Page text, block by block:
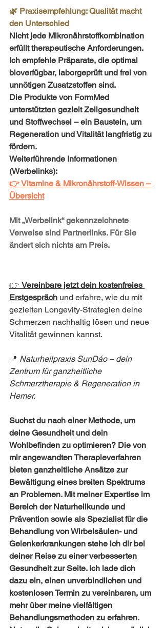
🌿 Praxisempfehlung: Qualität macht
den Unterschied
Nicht jede Mikronährstoffkombination
erfüllt therapeutische Anforderungen.
Ich empfehle Präparate, die optimal
bioverfügbar, laborgeprüft und frei von
unnötigen Zusatzstoffen sind.
Die Produkte von FormMed
unterstützten gezielt Zellgesundheit
und Stoffwechsel – ein Baustein, um
Regeneration und Vitalität langfristig zu
fördern.
Weiterführende Informationen
(Werbelinks):
👉 Vitamine & Mikronährstoff-Wissen –
Übersicht
Mit „Werbelink“ gekennzeichnete
Verweise sind Partnerlinks. Für Sie
ändert sich nichts am Preis.
👉 Vereinbare jetzt dein kostenfreies
Erstgespräch und erfahre, wie du mit
gezielten Longevity-Strategien deine
Schmerzen nachhaltig lösen und neue
Vitalität gewinnen kannst.
📍 Naturheilpraxis SunDáo – dein
Zentrum für ganzheitliche
Schmerztherapie & Regeneration in
Hemer.
Suchst du nach einer Methode, um
deine Gesundheit und dein
Wohlbefinden zu optimieren? Die von
mir angewandten Therapieverfahren
bieten ganzheitliche Ansätze zur
Bewältigung eines breiten Spektrums
an Problemen. Mit meiner Expertise im
Bereich der Naturheilkunde und
Prävention sowie als Spezialist für die
Behandlung von Wirbelsäulen- und
Gelenkerkrankungen stehe ich dir bei
deiner Reise zu einer verbesserten
Gesundheit zur Seite. Ich lade dich
dazu ein, einen unverbindlichen und
kostenlosen Termin zu vereinbaren, um
mehr über meine vielfältigen
Behandlungsmethoden zu erfahren.